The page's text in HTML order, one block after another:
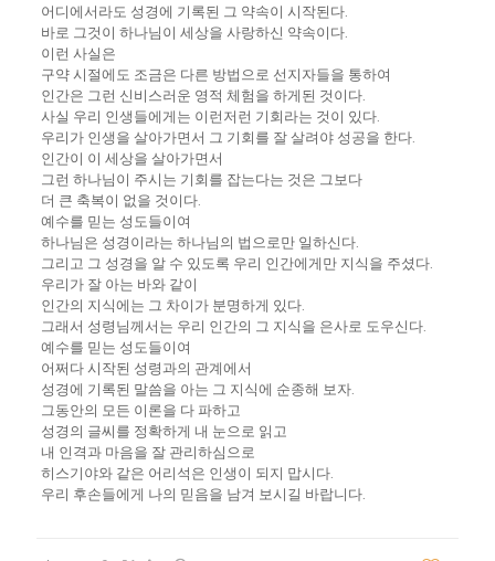
어디에서라도 성경에 기록된 그 약속이 시작된다.
바로 그것이 하나님이 세상을 사랑하신 약속이다.
이런 사실은
구약 시절에도 조금은 다른 방법으로 선지자들을 통하여
인간은 그런 신비스러운 영적 체험을 하게된 것이다.
사실 우리 인생들에게는 이런저런 기회라는 것이 있다.
우리가 인생을 살아가면서 그 기회를 잘 살려야 성공을 한다.
인간이 이 세상을 살아가면서
그런 하나님이 주시는 기회를 잡는다는 것은 그보다
더 큰 축복이 없을 것이다.
예수를 믿는 성도들이여
하나님은 성경이라는 하나님의 법으로만 일하신다.
그리고 그 성경을 알 수 있도록 우리 인간에게만 지식을 주셨다.
우리가 잘 아는 바와 같이
인간의 지식에는 그 차이가 분명하게 있다.
그래서 성령님께서는 우리 인간의 그 지식을 은사로 도우신다.
예수를 믿는 성도들이여
어쩌다 시작된 성령과의 관계에서
성경에 기록된 말씀을 아는 그 지식에 순종해 보자.
그동안의 모든 이론을 다 파하고
성경의 글씨를 정확하게 내 눈으로 읽고
내 인격과 마음을 잘 관리하심으로
히스기야와 같은 어리석은 인생이 되지 맙시다.
우리 후손들에게 나의 믿음을 남겨 보시길 바랍니다.